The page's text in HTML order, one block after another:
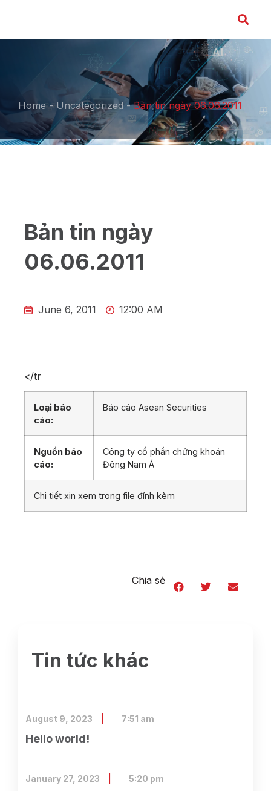
Home- Uncategorized-Bản tin ngày 06.06.2011
Bản tin ngày
06.06.2011
June 6, 2011 12:00 AM
</tr
Loại báo
cáo:
Báo cáo Asean Securities
Nguồn báo
cáo:
Công ty cổ phần chứng khoán
Đông Nam Á
Chi tiết xin xem trong file đính kèm
Chia sẻ
Tin tức khác
Hello world!
August 9, 2023 7:51 am
January 27, 2023 5:20 pm